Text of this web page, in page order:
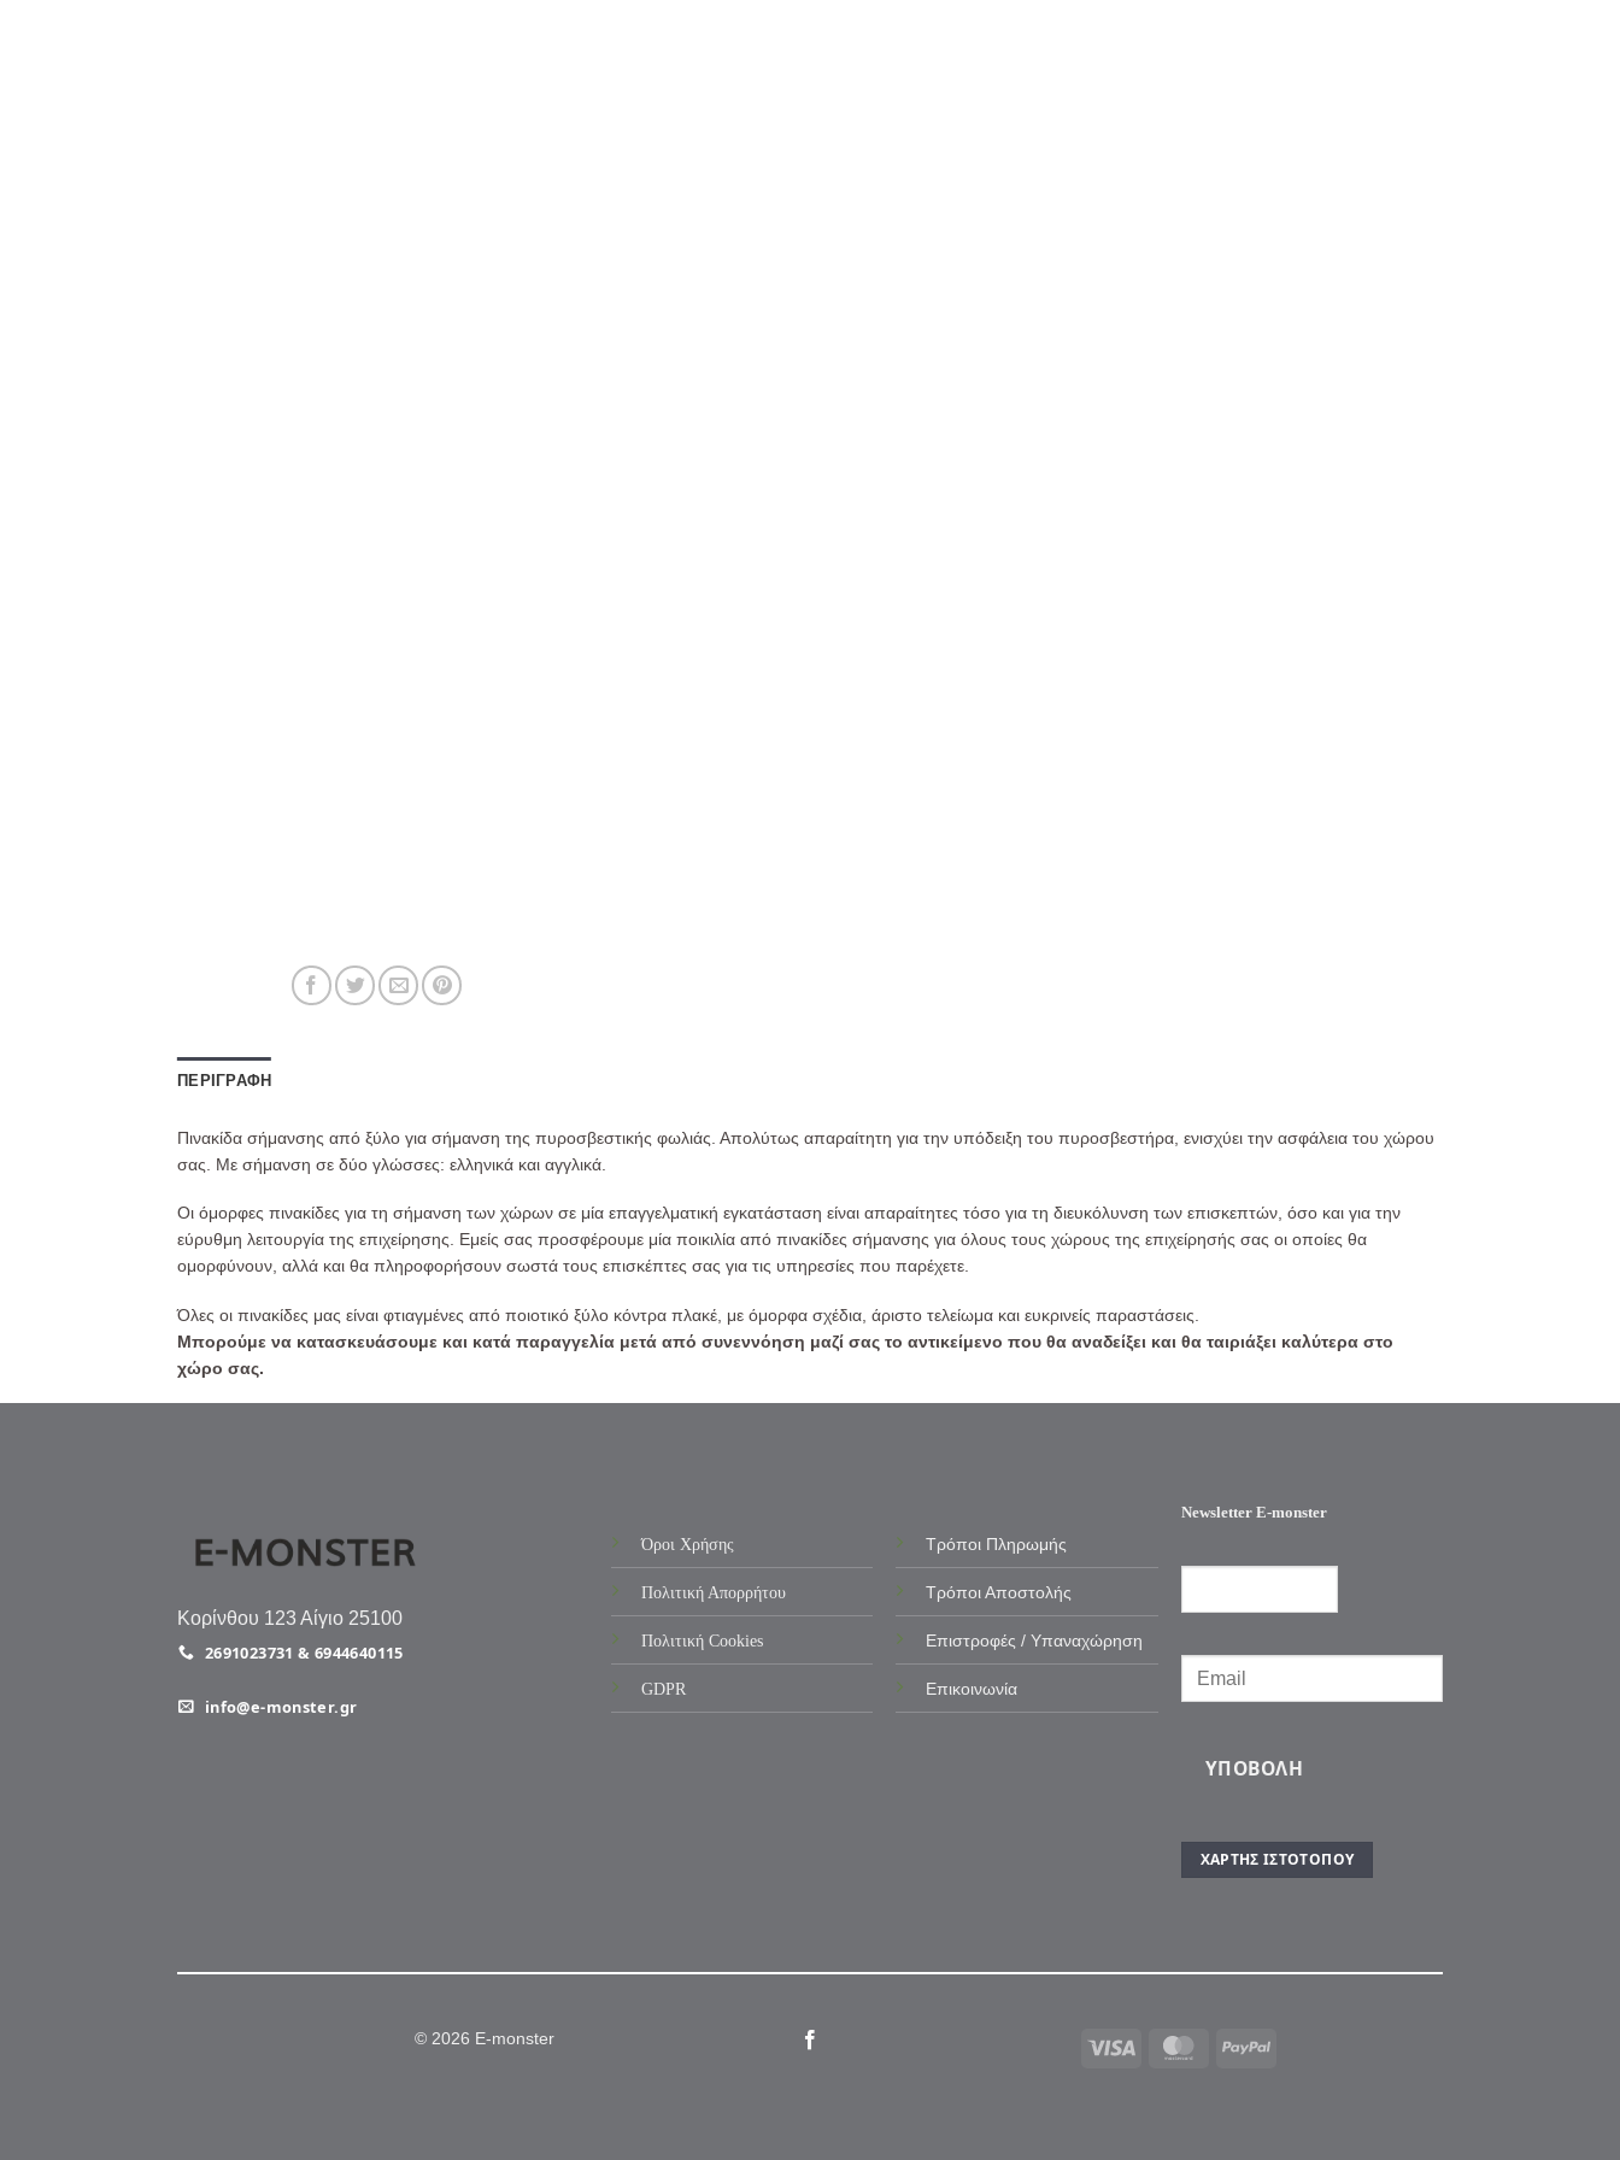
ΠΕΡΙΓΡΑΦΉ
Πινακίδα σήμανσης από ξύλο για σήμανση της πυροσβεστικής φωλιάς. Απολύτως απαραίτητη για την υπόδειξη του πυροσβεστήρα, ενισχύει την ασφάλεια του χώρου
σας. Με σήμανση σε δύο γλώσσες: ελληνικά και αγγλικά.
Οι όμορφες πινακίδες για τη σήμανση των χώρων σε μία επαγγελματική εγκατάσταση είναι απαραίτητες τόσο για τη διευκόλυνση των επισκεπτών, όσο και για την
εύρυθμη λειτουργία της επιχείρησης. Εμείς σας προσφέρουμε μία ποικιλία από πινακίδες σήμανσης για όλους τους χώρους της επιχείρησής σας οι οποίες θα
ομορφύνουν, αλλά και θα πληροφορήσουν σωστά τους επισκέπτες σας για τις υπηρεσίες που παρέχετε.
Όλες οι πινακίδες μας είναι φτιαγμένες από ποιοτικό ξύλο κόντρα πλακέ, με όμορφα σχέδια, άριστο τελείωμα και ευκρινείς παραστάσεις.
Μπορούμε να κατασκευάσουμε και κατά παραγγελία μετά από συνεννόηση μαζί σας το αντικείμενο που θα αναδείξει και θα ταιριάξει καλύτερα στο
χώρο σας.
Κορίνθου 123 Αίγιο 25100
2691023731 & 6944640115
info@e-monster.gr
Όροι Χρήσης
Πολιτική Απορρήτου
Πολιτική Cookies
GDPR
Τρόποι Πληρωμής
Τρόποι Αποστολής
Επιστροφές / Υπαναχώρηση
Επικοινωνία
Newsletter E-monster
ΥΠΟΒΟΛΉ
ΧΆΡΤΗΣ ΙΣΤΌΤΟΠΟΥ
© 2026 E-monster Visa MasterCardPayPal